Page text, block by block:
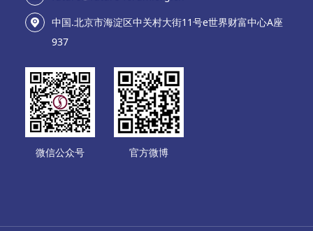
中国.北京市海淀区中关村大街11号e世界财富中心A座
937
微信公众号 官方微博